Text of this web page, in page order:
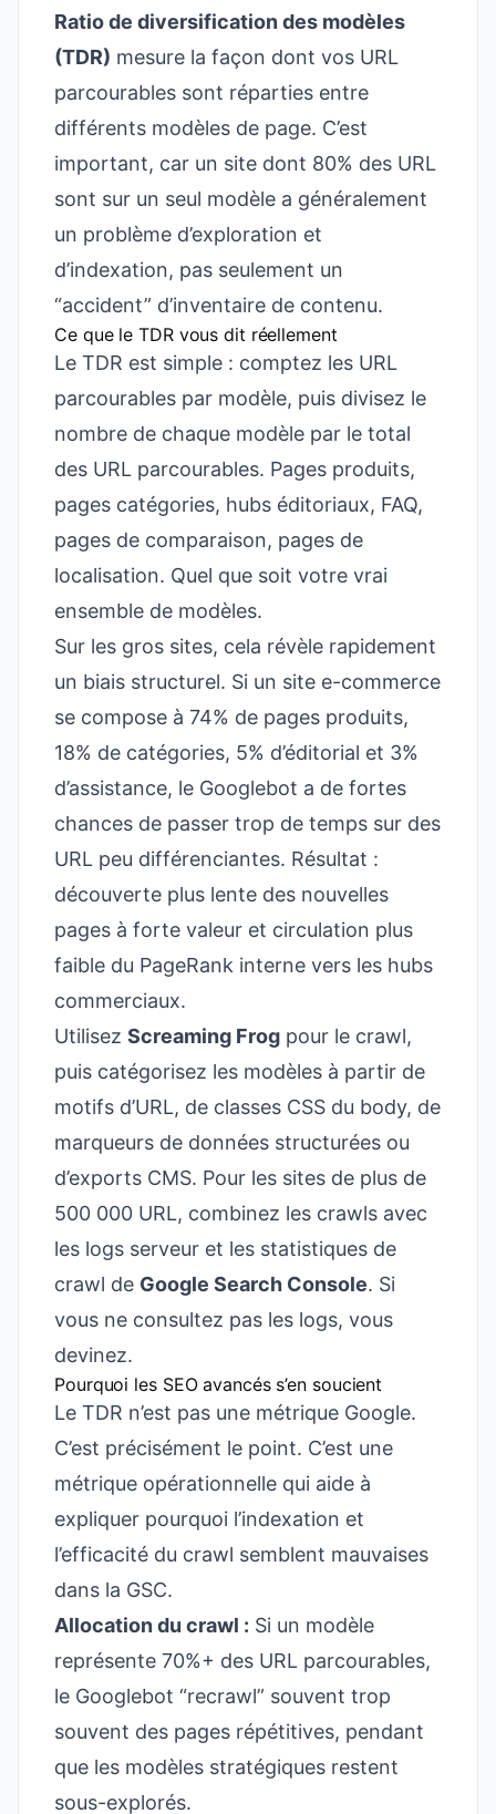
Ratio de diversification des modèles
(TDR) mesure la façon dont vos URL
parcourables sont réparties entre
différents modèles de page. C’est
important, car un site dont 80% des URL
sont sur un seul modèle a généralement
un problème d’exploration et
d’indexation, pas seulement un
“accident” d’inventaire de contenu.
Ce que le TDR vous dit réellement
Le TDR est simple : comptez les URL
parcourables par modèle, puis divisez le
nombre de chaque modèle par le total
des URL parcourables. Pages produits,
pages catégories, hubs éditoriaux, FAQ,
pages de comparaison, pages de
localisation. Quel que soit votre vrai
ensemble de modèles.
Sur les gros sites, cela révèle rapidement
un biais structurel. Si un site e-commerce
se compose à 74% de pages produits,
18% de catégories, 5% d’éditorial et 3%
d’assistance, le Googlebot a de fortes
chances de passer trop de temps sur des
URL peu différenciantes. Résultat :
découverte plus lente des nouvelles
pages à forte valeur et circulation plus
faible du PageRank interne vers les hubs
commerciaux.
Utilisez Screaming Frog pour le crawl,
puis catégorisez les modèles à partir de
motifs d’URL, de classes CSS du body, de
marqueurs de données structurées ou
d’exports CMS. Pour les sites de plus de
500 000 URL, combinez les crawls avec
les logs serveur et les statistiques de
crawl de Google Search Console. Si
vous ne consultez pas les logs, vous
devinez.
Pourquoi les SEO avancés s’en soucient
Le TDR n’est pas une métrique Google.
C’est précisément le point. C’est une
métrique opérationnelle qui aide à
expliquer pourquoi l’indexation et
l’efficacité du crawl semblent mauvaises
dans la GSC.
Allocation du crawl : Si un modèle
représente 70%+ des URL parcourables,
le Googlebot “recrawl” souvent trop
souvent des pages répétitives, pendant
que les modèles stratégiques restent
sous-explorés.